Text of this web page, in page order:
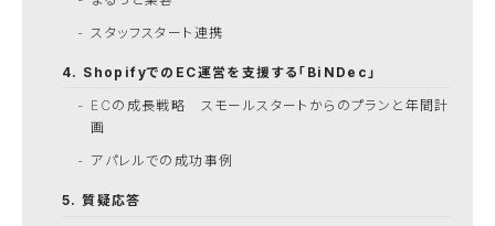
スタッフスタート連携
ShopifyでのEC運営を支援する「BiNDec」
ECの成長戦略 スモールスタートからのプランと年間計
画
アパレルでの成功事例
質疑応答